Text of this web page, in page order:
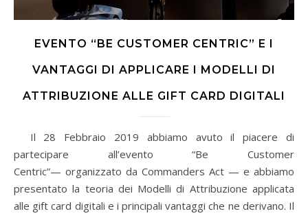
EVENTO “BE CUSTOMER CENTRIC” E I
VANTAGGI DI APPLICARE I MODELLI DI
ATTRIBUZIONE ALLE GIFT CARD DIGITALI
Il 28 Febbraio 2019 abbiamo avuto il piacere di
partecipare all’evento “Be Customer
Centric”— organizzato da Commanders Act — e abbiamo
presentato la teoria dei Modelli di Attribuzione applicata
alle gift card digitali e i principali vantaggi che ne derivano. Il